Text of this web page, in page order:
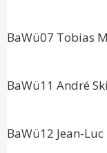
BaWü07 Tobias
BaWü11 André
BaWü12 Jean-